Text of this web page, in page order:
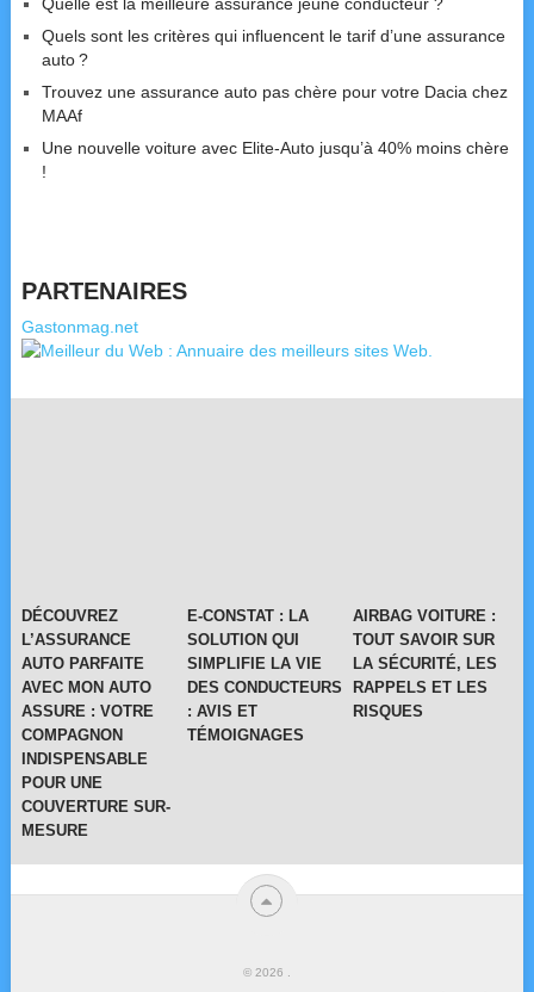
Quels sont les critères qui influencent le tarif d’une assurance
auto ?
Trouvez une assurance auto pas chère pour votre Dacia chez
MAAf
Une nouvelle voiture avec Elite-Auto jusqu’à 40% moins chère
!
PARTENAIRES
Gastonmag.net
DÉCOUVREZ
L’ASSURANCE
AUTO PARFAITE
AVEC MON AUTO
ASSURE : VOTRE
COMPAGNON
INDISPENSABLE
POUR UNE
COUVERTURE SUR-
MESURE
E-CONSTAT : LA
SOLUTION QUI
SIMPLIFIE LA VIE
DES CONDUCTEURS
: AVIS ET
TÉMOIGNAGES
AIRBAG VOITURE :
TOUT SAVOIR SUR
LA SÉCURITÉ, LES
RAPPELS ET LES
RISQUES
© 2026